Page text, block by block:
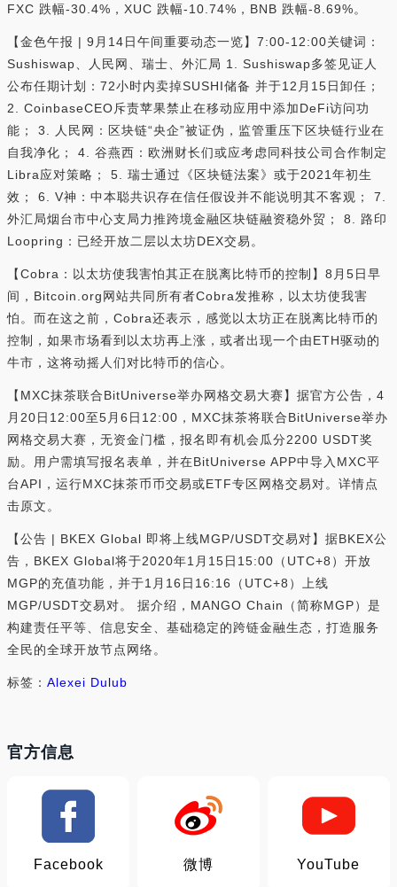
FXC 跌幅-30.4%，XUC 跌幅-10.74%，BNB 跌幅-8.69%。
【金色午报 | 9月14日午间重要动态一览】7:00-12:00关键词：
Sushiswap、人民网、瑞士、外汇局 1. Sushiswap多签见证人
公布任期计划：72小时内卖掉SUSHI储备 并于12月15日卸任；
2. CoinbaseCEO斥责苹果禁止在移动应用中添加DeFi访问功
能； 3. 人民网：区块链“央企”被证伪，监管重压下区块链行业在
自我净化； 4. 谷燕西：欧洲财长们或应考虑同科技公司合作制定
Libra应对策略； 5. 瑞士通过《区块链法案》或于2021年初生
效； 6. V神：中本聪共识存在信任假设并不能说明其不客观； 7.
外汇局烟台市中心支局力推跨境金融区块链融资稳外贸； 8. 路印
Loopring：已经开放二层以太坊DEX交易。
【Cobra：以太坊使我害怕其正在脱离比特币的控制】8月5日早
间，Bitcoin.org网站共同所有者Cobra发推称，以太坊使我害
怕。而在这之前，Cobra还表示，感觉以太坊正在脱离比特币的
控制，如果市场看到以太坊再上涨，或者出现一个由ETH驱动的
牛市，这将动摇人们对比特币的信心。
【MXC抹茶联合BitUniverse举办网格交易大赛】据官方公告，4
月20日12:00至5月6日12:00，MXC抹茶将联合BitUniverse举办
网格交易大赛，无资金门槛，报名即有机会瓜分2200 USDT奖
励。用户需填写报名表单，并在BitUniverse APP中导入MXC平
台API，运行MXC抹茶币币交易或ETF专区网格交易对。详情点
击原文。
【公告 | BKEX Global 即将上线MGP/USDT交易对】据BKEX公
告，BKEX Global将于2020年1月15日15:00（UTC+8）开放
MGP的充值功能，并于1月16日16:16（UTC+8）上线
MGP/USDT交易对。 据介绍，MANGO Chain（简称MGP）是
构建责任平等、信息安全、基础稳定的跨链金融生态，打造服务
全民的全球开放节点网络。
标签： Alexei Dulub
官方信息
Facebook 微博 YouTube